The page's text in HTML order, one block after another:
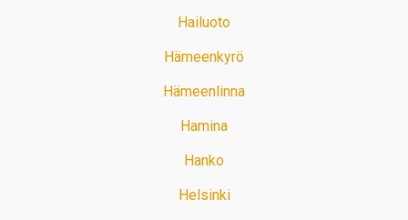
Hailuoto
Hämeenkyrö
Hämeenlinna
Hamina
Hanko
Helsinki